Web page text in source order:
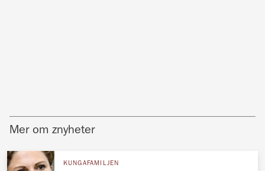
Mer om znyheter
KUNGAFAMILJEN